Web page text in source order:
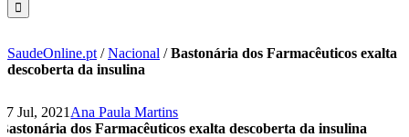
SaudeOnline.pt /Nacional /Bastonária dos Farmacêuticos exalta
descoberta da insulina
27 Jul, 2021 Ana Paula Martins
Bastonária dos Farmacêuticos exalta descoberta da insulina